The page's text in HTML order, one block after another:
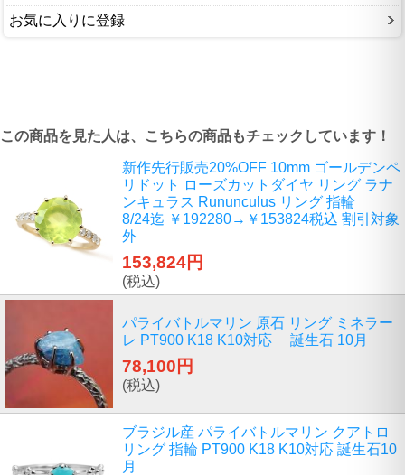
お気に入りに登録
この商品を見た人は、こちらの商品もチェックしています！
新作先行販売20%OFF 10mm ゴールデンペ
リドット ローズカットダイヤ リング ラナ
ンキュラス Rununculus リング 指輪
8/24迄 ￥192280→￥153824税込 割引対象
外
153,824円
(税込)
パライバトルマリン 原石 リング ミネラー
レ PT900 K18 K10対応 誕生石 10月
78,100円
(税込)
ブラジル産 パライバトルマリン クアトロ
リング 指輪 PT900 K18 K10対応 誕生石10
月